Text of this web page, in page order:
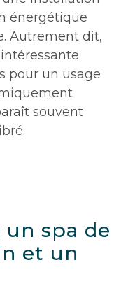
énergétique
Autrement dit,
pour un usage
souvent
spa de
et un